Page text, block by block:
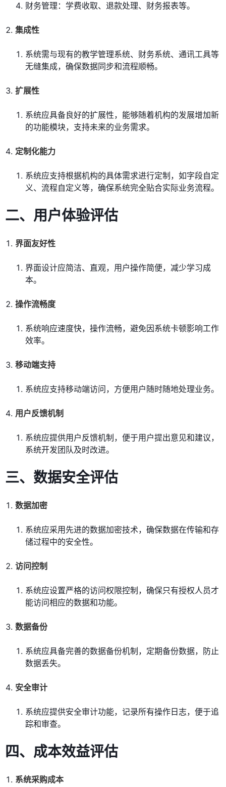
财务管理：学费收取、退款处理、财务报表等。
集成性
系统需与现有的教学管理系统、财务系统、通讯工具等
无缝集成，确保数据同步和流程顺畅。
扩展性
系统应具备良好的扩展性，能够随着机构的发展增加新
的功能模块，支持未来的业务需求。
定制化能力
系统应支持根据机构的具体需求进行定制，如字段自定
义、流程自定义等，确保系统完全贴合实际业务流程。
二、用户体验评估
界面友好性
界面设计应简洁、直观，用户操作简便，减少学习成
本。
操作流畅度
系统响应速度快，操作流畅，避免因系统卡顿影响工作
效率。
移动端支持
系统应支持移动端访问，方便用户随时随地处理业务。
用户反馈机制
系统应提供用户反馈机制，便于用户提出意见和建议，
系统开发团队及时改进。
三、数据安全评估
数据加密
系统应采用先进的数据加密技术，确保数据在传输和存
储过程中的安全性。
访问控制
系统应设置严格的访问权限控制，确保只有授权人员才
能访问相应的数据和功能。
数据备份
系统应具备完善的数据备份机制，定期备份数据，防止
数据丢失。
安全审计
系统应提供安全审计功能，记录所有操作日志，便于追
踪和审查。
四、成本效益评估
系统采购成本